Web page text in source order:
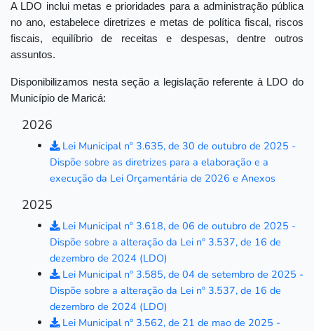
A LDO inclui metas e prioridades para a administração pública
no ano, estabelece diretrizes e metas de política fiscal, riscos
fiscais, equilíbrio de receitas e despesas, dentre outros
assuntos.
Disponibilizamos nesta seção a legislação referente à LDO do
Município de Maricá:
2026
Lei Municipal nº 3.635, de 30 de outubro de 2025 -
Dispõe sobre as diretrizes para a elaboração e a
execução da Lei Orçamentária de 2026 e Anexos
2025
Lei Municipal nº 3.618, de 06 de outubro de 2025 -
Dispõe sobre a alteração da Lei nº 3.537, de 16 de
dezembro de 2024 (LDO)
Lei Municipal nº 3.585, de 04 de setembro de 2025 -
Dispõe sobre a alteração da Lei nº 3.537, de 16 de
dezembro de 2024 (LDO)
Lei Municipal nº 3.562, de 21 de mao de 2025 -